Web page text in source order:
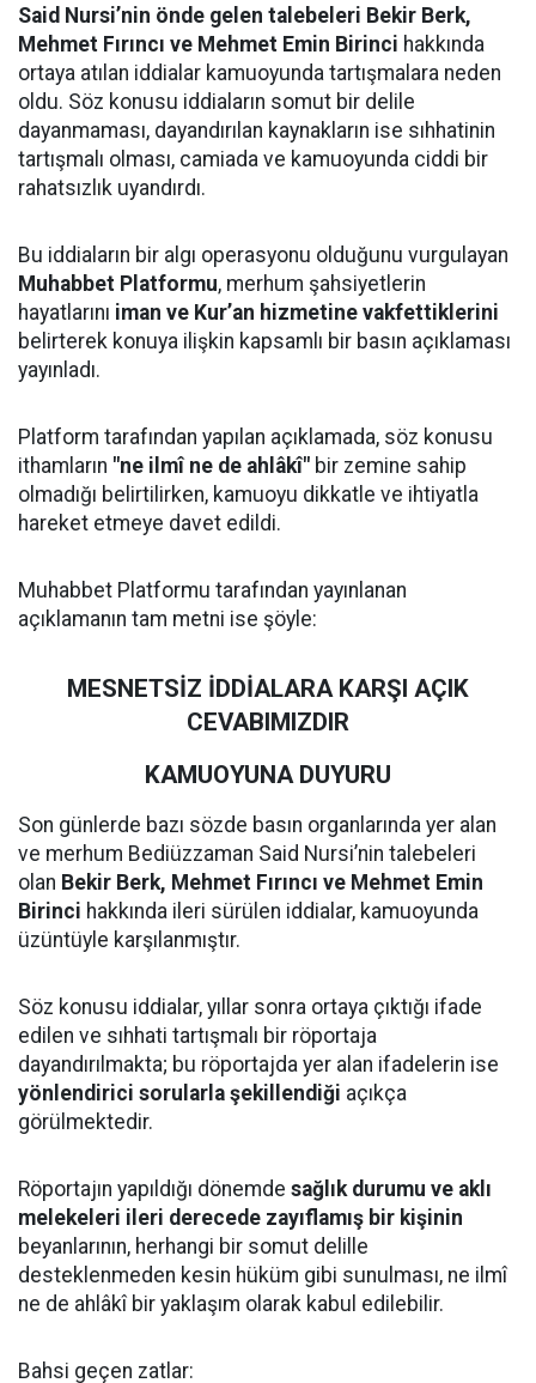
Said Nursi’nin önde gelen talebeleri Bekir Berk,
Mehmet Fırıncı ve Mehmet Emin Birinci hakkında
ortaya atılan iddialar kamuoyunda tartışmalara neden
oldu. Söz konusu iddiaların somut bir delile
dayanmaması, dayandırılan kaynakların ise sıhhatinin
tartışmalı olması, camiada ve kamuoyunda ciddi bir
rahatsızlık uyandırdı.
Bu iddiaların bir algı operasyonu olduğunu vurgulayan
Muhabbet Platformu, merhum şahsiyetlerin
hayatlarını iman ve Kur’an hizmetine vakfettiklerini
belirterek konuya ilişkin kapsamlı bir basın açıklaması
yayınladı.
Platform tarafından yapılan açıklamada, söz konusu
ithamların "ne ilmî ne de ahlâkî" bir zemine sahip
olmadığı belirtilirken, kamuoyu dikkatle ve ihtiyatla
hareket etmeye davet edildi.
Muhabbet Platformu tarafından yayınlanan
açıklamanın tam metni ise şöyle:
MESNETSİZ İDDİALARA KARŞI AÇIK
CEVABIMIZDIR
KAMUOYUNA DUYURU
Son günlerde bazı sözde basın organlarında yer alan
ve merhum Bediüzzaman Said Nursi’nin talebeleri
olan Bekir Berk, Mehmet Fırıncı ve Mehmet Emin
Birinci hakkında ileri sürülen iddialar, kamuoyunda
üzüntüyle karşılanmıştır.
Söz konusu iddialar, yıllar sonra ortaya çıktığı ifade
edilen ve sıhhati tartışmalı bir röportaja
dayandırılmakta; bu röportajda yer alan ifadelerin ise
yönlendirici sorularla şekillendiği açıkça
görülmektedir.
Röportajın yapıldığı dönemde sağlık durumu ve aklı
melekeleri ileri derecede zayıflamış bir kişinin
beyanlarının, herhangi bir somut delille
desteklenmeden kesin hüküm gibi sunulması, ne ilmî
ne de ahlâkî bir yaklaşım olarak kabul edilebilir.
Bahsi geçen zatlar: